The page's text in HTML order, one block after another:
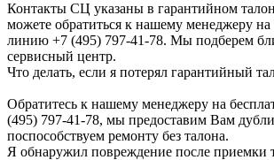
Контакты СЦ указаны в гарантийном
можете обратиться к нашему менеджеру
линию +7 (495) 797-41-78. Мы подберем
сервисный центр.
Что делать, если я потерял гарантийный
Обратитесь к нашему менеджеру на
(495) 797-41-78, мы предоставим Вам
поспособствуем ремонту без талона.
Я обнаружил повреждение после приемки